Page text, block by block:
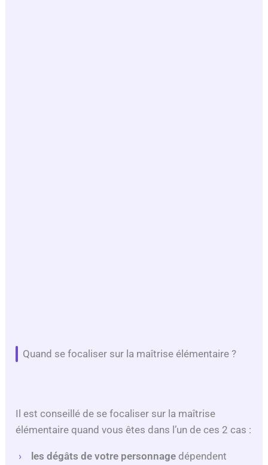
Quand se focaliser sur la maîtrise élémentaire ?
Il est conseillé de se focaliser sur la maîtrise
élémentaire quand vous êtes dans l’un de ces 2 cas :
les dégâts de votre personnagedépendent